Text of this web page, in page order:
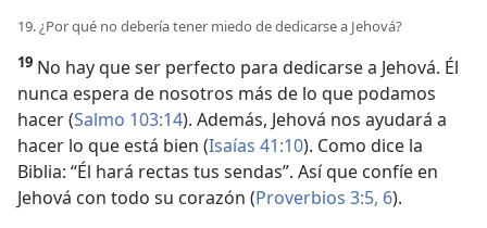
19. ¿Por qué no debería tener miedo de dedicarse a Jehová?
19 No hay que ser perfecto para dedicarse a Jehová. Él
nunca espera de nosotros más de lo que podamos
hacer (Salmo 103:14). Además, Jehová nos ayudará a
hacer lo que está bien (Isaías 41:10). Como dice la
Biblia: “Él hará rectas tus sendas”. Así que confíe en
Jehová con todo su corazón (Proverbios 3:5, 6).